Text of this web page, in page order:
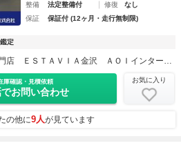
整備
法定整備付 修復
なし
保証
保証付 (12ヶ月・走行無制限)
定
庫確認・見積依頼
お問い合わせ
お気に入り
の他に9人が見ています